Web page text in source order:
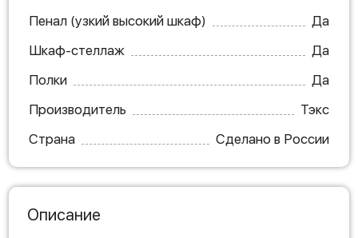
Пенал (узкий высокий шкаф)
Да
Шкаф-стеллаж
Да
Полки
Да
Производитель
Тэкс
Страна
Сделано в России
Описание